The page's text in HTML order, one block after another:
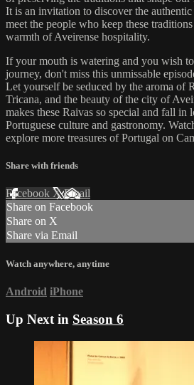
It is an invitation to discover the
meet the people who keep these
warmth of Aveirense hospitality.
If your mouth is watering and you wish
journey, don't miss this unmissable
Let yourself be seduced by the aroma of
Tricana, and the beauty of the city of
makes these Raivas so special and fall in
Portuguese culture and gastronomy.
explore more treasures of Portugal on
Share with friends
Facebook XEmail
Share on Facebook
Share on X
Share via Email
Watch anywhere, anytime
Android iPhone
Up Next in Season 6